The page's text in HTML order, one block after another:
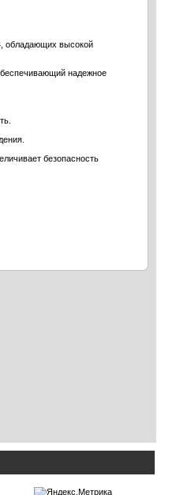
обладающих высокой
надежное
безопасность